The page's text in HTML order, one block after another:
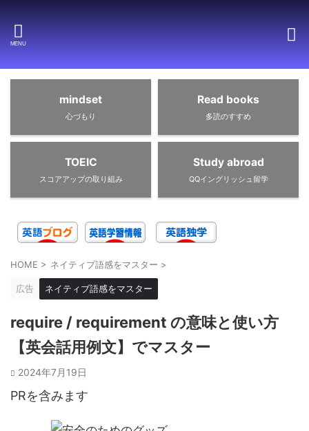
mindset
心づもり
Read books
多読のすすめ
TOEIC
スコアアップの取り組み
Study abroad
QQイングリッシュ留学
HOME > ネイティブ語感をマスター >
広告 ネイティブ語感をマスター
require / requirement の意味と使い方
【英会話用例文】でマスター
2024年7月19日
PRを含みます